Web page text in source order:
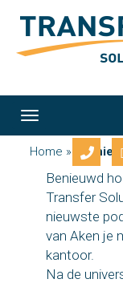
Toggle
navigation
Home »
Benieuwd
Transfer
nieuwste
van Aken je
kantoor.
Na de